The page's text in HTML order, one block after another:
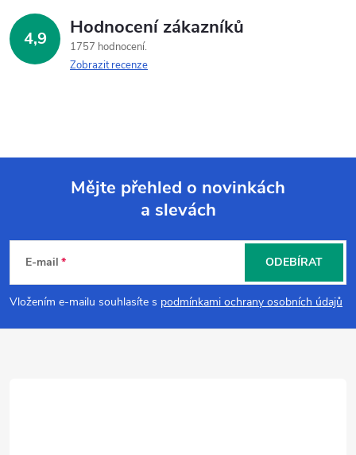
4,9 Hodnocení zákazníků
1757 hodnocení
Zobrazit recenze
p
a
Mějte přehled o novinkách
a slevách
E-mail
Vložením e-mailu souhlasíte s podmínkami ochrany osobních údajů
ODEBÍRAT